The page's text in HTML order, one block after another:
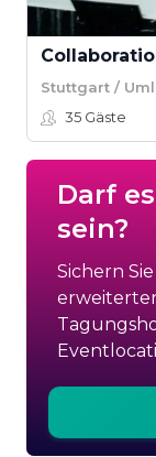
Stuttgart /
35 Gäste
Darf
sein?
Sichern